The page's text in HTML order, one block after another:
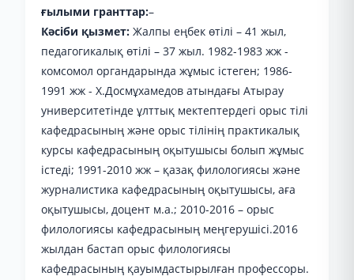
ғылыми гранттар:–
Кәсіби қызмет: Жалпы еңбек өтілі – 41 жыл,
педагогикалық өтілі – 37 жыл. 1982-1983 жж -
комсомол органдарында жұмыс істеген; 1986-
1991 жж - Х.Досмұхамедов атындағы Атырау
университетінде ұлттық мектептердегі орыс тілі
кафедрасының және орыс тілінің практикалық
курсы кафедрасының оқытушысы болып жұмыс
істеді; 1991-2010 жж – қазақ филологиясы және
журналистика кафедрасының оқытушысы, аға
оқытушысы, доцент м.а.; 2010-2016 – орыс
филологиясы кафедрасының меңгерушісі.2016
жылдан бастап орыс филологиясы
кафедрасының қауымдастырылған профессоры.